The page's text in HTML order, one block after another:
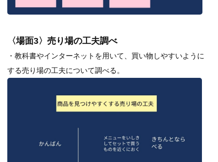
〈場面3〉売り場の工夫調べ
・教科書やインターネットを用いて、買い物しやすいように
する売り場の工夫について調べる。